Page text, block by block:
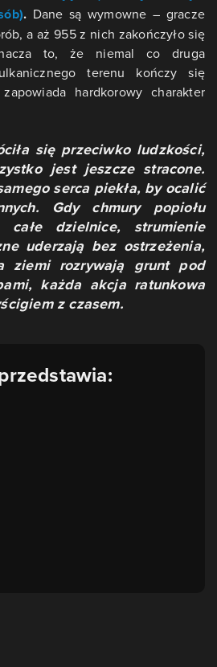
. Dane są wymowne – gracze
a aż 955 z nich zakończyło się
to, że niemal co druga
terenu kończy się
hardkorowy charakter
się przeciwko ludzkości,
jest jeszcze stracone.
serca piekła, by ocalić
Gdy chmury popiołu
całe dzielnice, strumienie
uderzają bez ostrzeżenia,
ziemi rozrywają grunt pod
każda akcja ratunkowa
z czasem.